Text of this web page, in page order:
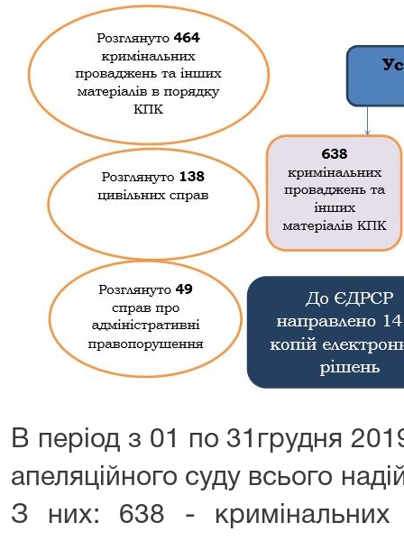
В період з 01 по 31грудня
апеляційного суду всього
З них: 638 - кримінальних